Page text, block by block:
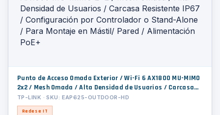
Punto de Acceso Omada Exterior / Wi-Fi 6 AX1800 MU-MIMO
2x2 / Mesh Omada / Alta Densidad de Usuarios / Carcasa
Resistente IP67 / Configuración por Controlador o Stand-
Alone / Para Montaje en Mástil/ Pared / Alimentación PoE+
TP-LINK · SKU: EAP625-OUTDOOR-HD
Redes e IT